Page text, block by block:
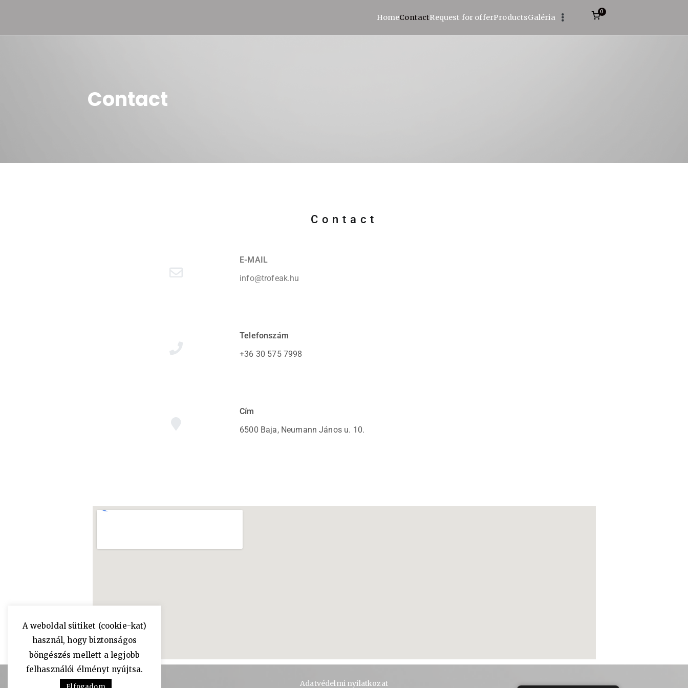
Trophies and medals
HomeContactRequest for offerProductsGaléria
0
Contact
Contact
E-MAIL
info@trofeak.hu
Telefonszám
+36 30 575 7998
Cím
6500 Baja, Neumann János u. 10.
Adatvédelmi nyilatkozat
A weboldal sütiket (cookie-kat)
használ, hogy biztonságos
böngészés mellett a legjobb
felhasználói élményt nyújtsa.